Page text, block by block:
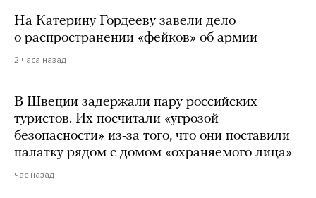
На Катерину Гордееву завели дело
о распространении «фейков» об армии
2 часа назад
В Швеции задержали пару российских
туристов. Их посчитали «угрозой
безопасности» из-за того, что они поставили
палатку рядом с домом «охраняемого лица»
час назад